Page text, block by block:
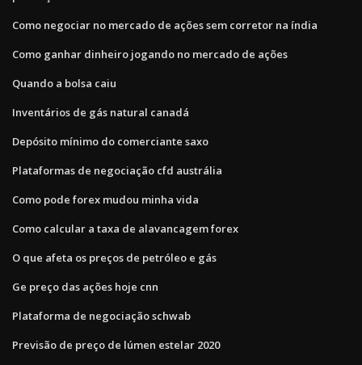
Como negociar no mercado de ações sem corretor na índia
Como ganhar dinheiro jogando no mercado de ações
Quando a bolsa caiu
Inventários de gás natural canadá
Depósito mínimo do comerciante saxo
Plataformas de negociação cfd austrália
Como pode forex mudou minha vida
Como calcular a taxa de alavancagem forex
O que afeta os preços de petróleo e gás
Ge preço das ações hoje cnn
Plataforma de negociação schwab
Previsão de preço de lúmen estelar 2020